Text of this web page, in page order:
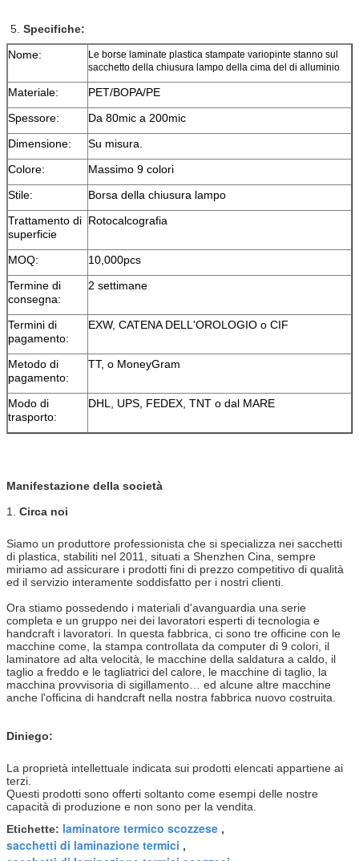
5. Specifiche:
Nome:
Le borse laminate plastica stampate variopinte stanno sul
sacchetto della chiusura lampo della cima del di alluminio
Materiale:
PET/BOPA/PE
Spessore:
Da 80mic a 200mic
Dimensione:
Su misura.
Colore:
Massimo 9 colori
Stile:
Borsa della chiusura lampo
Trattamento di
superficie
Rotocalcografia
MOQ:
10,000pcs
Termine di
consegna:
2 settimane
Termini di
pagamento:
EXW, CATENA DELL'OROLOGIO o CIF
Metodo di
pagamento:
TT, o MoneyGram
Modo di
trasporto:
DHL, UPS, FEDEX, TNT o dal MARE
Manifestazione della società
1. Circa noi
Siamo un produttore professionista che si specializza nei sacchetti
di plastica, stabiliti nel 2011, situati a Shenzhen Cina, sempre
miriamo ad assicurare i prodotti fini di prezzo competitivo di qualità
ed il servizio interamente soddisfatto per i nostri clienti.
Ora stiamo possedendo i materiali d'avanguardia una serie
completa e un gruppo nei dei lavoratori esperti di tecnologia e
handcraft i lavoratori. In questa fabbrica, ci sono tre officine con le
macchine come, la stampa controllata da computer di 9 colori, il
laminatore ad alta velocità, le macchine della saldatura a caldo, il
taglio a freddo e le tagliatrici del calore, le macchine di taglio, la
macchina provvisoria di sigillamento… ed alcune altre macchine
anche l'officina di handcraft nella nostra fabbrica nuovo costruita.
Diniego:
La proprietà intellettuale indicata sui prodotti elencati appartiene ai
terzi.
Questi prodotti sono offerti soltanto come esempi delle nostre
capacità di produzione e non sono per la vendita.
Etichette: laminatore termico scozzese ,
sacchetti di laminazione termici ,